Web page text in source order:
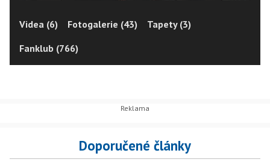
Videa (6) Fotogalerie (43)
Tapety (3)
Fanklub (766)
Doporučené články